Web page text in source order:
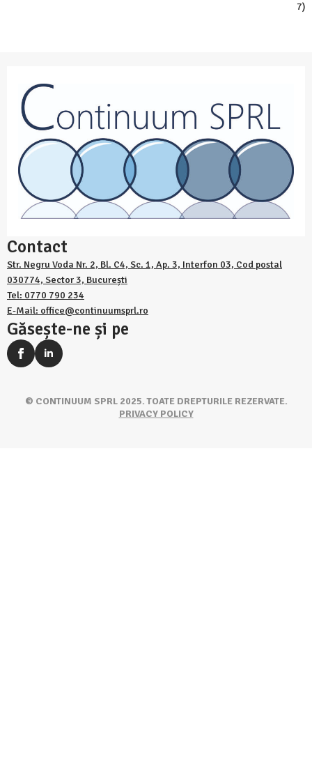
7)
Contact
Str. Negru Voda Nr. 2, Bl. C4, Sc. 1, Ap. 3, Interfon 03, Cod postal
030774, Sector 3, București
Tel: 0770 790 234
E-Mail: office@continuumsprl.ro
Găsește-ne și pe
© CONTINUUM SPRL 2025. TOATE DREPTURILE REZERVATE.
PRIVACY POLICY